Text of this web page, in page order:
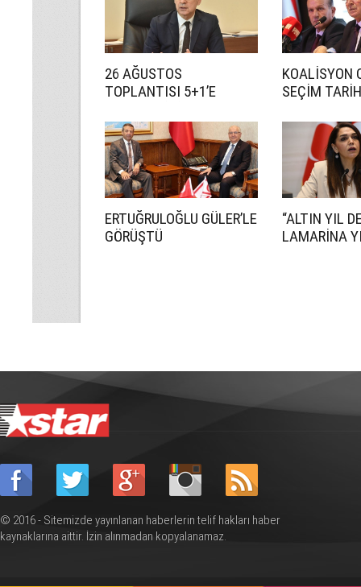
26 AĞUSTOS
TOPLANTISI 5+1’E
KOALİSYON
SEÇİM
ERTUĞRULOĞLU GÜLER’LE
GÖRÜŞTÜ
“ALTIN YIL
LAMARİNA
© 2016 - Sitemizde yayınlanan haberlerin telif hakları haber
kaynaklarına aittir. İzin alınmadan kopyalanamaz.